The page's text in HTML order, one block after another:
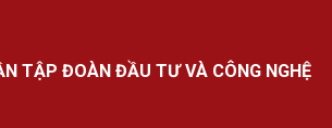
TẬP ĐOÀN ĐẦU TƯ VÀ CÔNG NGHỆ